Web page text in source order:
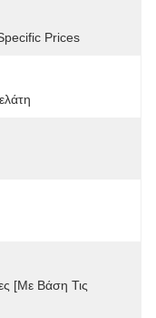
Prices
[με Βάση Τις